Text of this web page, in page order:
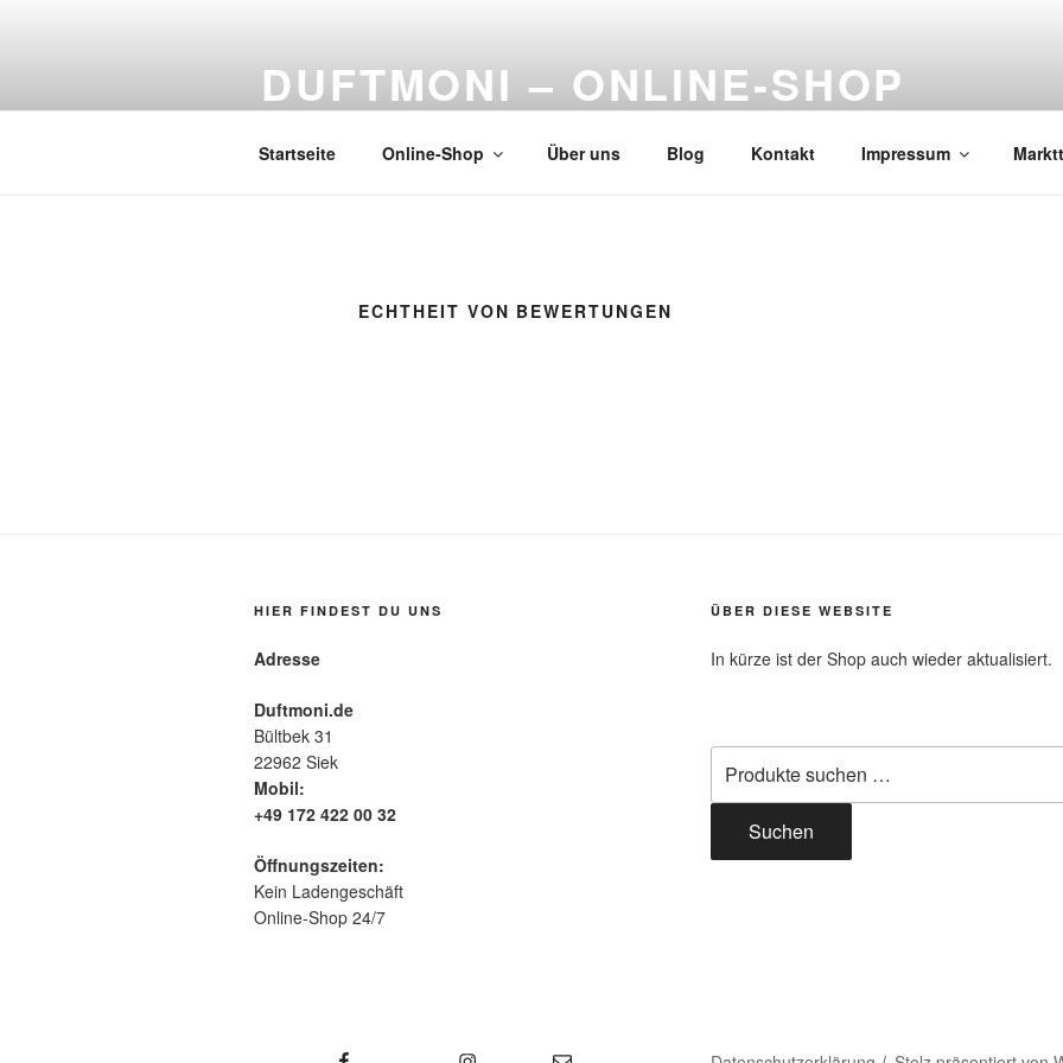
DUFTMONI – ONLINE-SHOP
Startseite Online-Shop Über uns Blog Kontakt Impressum
ECHTHEIT VON BEWERTUNGEN
HIER FINDEST DU UNS
Adresse
Duftmoni.de
Bültbek 31
22962 Siek
Mobil:
+49 172 422 00 32
Öffnungszeiten:
Kein Ladengeschäft
Online-Shop 24/7
ÜBER DIESE WEBSITE
In kürze ist der Shop auch wieder aktualisiert.
Suchen